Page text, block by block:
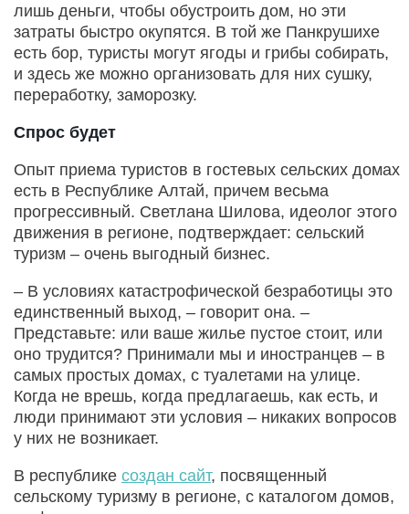
лишь деньги, чтобы обустроить дом, но эти
затраты быстро окупятся. В той же Панкрушихе
есть бор, туристы могут ягоды и грибы собирать,
и здесь же можно организовать для них сушку,
переработку, заморозку.
Спрос будет
Опыт приема туристов в гостевых сельских домах
есть в Республике Алтай, причем весьма
прогрессивный. Светлана Шилова, идеолог этого
движения в регионе, подтверждает: сель­ский
туризм – очень выгодный бизнес.
– В условиях катастрофиче­ской безработицы это
единственный выход, – говорит она. –
Представьте: или ваше жилье пустое стоит, или
оно трудится? Принимали мы и иностранцев – в
самых простых домах, с туалетами на улице.
Когда не врешь, когда предлагаешь, как есть, и
люди принимают эти условия – никаких вопросов
у них не возникает.
В республике создан сайт, посвященный
сельскому туризму в регионе, с каталогом домов,